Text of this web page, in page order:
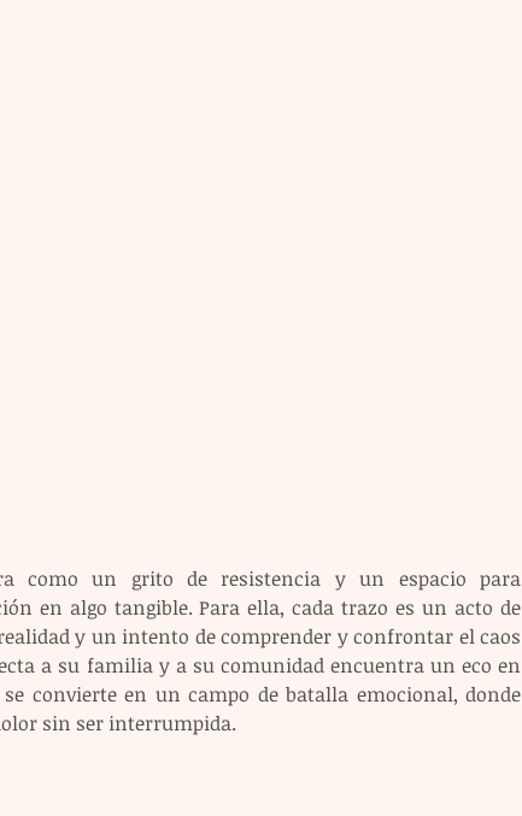
como un grito de resistencia y un espacio para
en algo tangible. Para ella, cada trazo es un acto de
y un intento de comprender y confrontar el caos
a su familia y a su comunidad encuentra un eco en
convierte en un campo de batalla emocional, donde
sin ser interrumpida.